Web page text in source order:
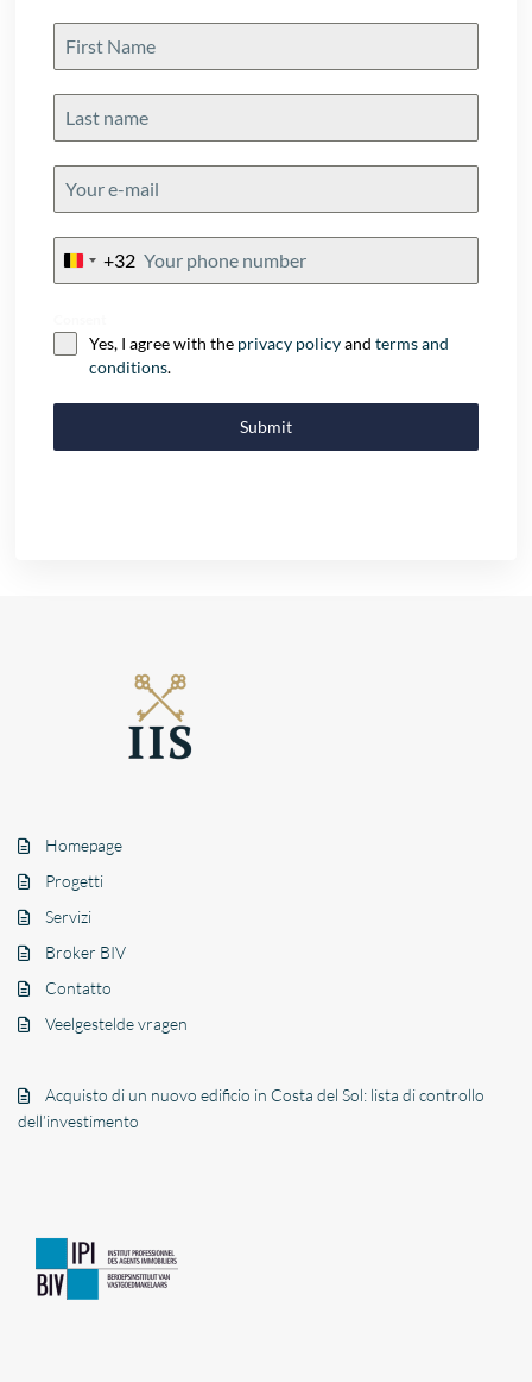
Belgium
+32
Yes, I agree with the privacy policyandterms and
conditions.
Submit
Homepage
Progetti
Servizi
Broker BIV
Contatto
Veelgestelde vragen
Acquisto di un nuovo edificio in Costa del Sol: lista di controllo
dell’investimento